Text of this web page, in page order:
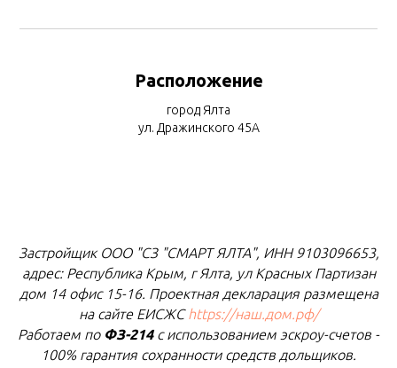
Расположение
город Ялта
ул. Дражинского 45А
Застройщик ООО "СЗ "СМАРТ ЯЛТА", ИНН 9103096653,
адрес: Республика Крым, г Ялта, ул Красных Партизан
дом 14 офис 15-16. Проектная декларация размещена
на сайте ЕИСЖСhttps://наш.дом.рф/
Работаем по ФЗ-214с использованием эскроу-счетов -
100% гарантия сохранности средств дольщиков.